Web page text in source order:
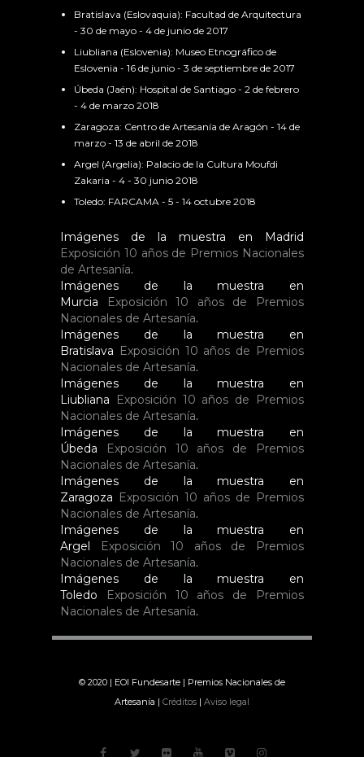
Bratislava (Eslovaquia): Facultad de Arquitectura
- 30 de mayo - 4 de junio de 2017
Liubliana (Eslovenia): Museo Etnográfico de
Eslovenia - 16 de junio - 3 de septiembre de 2017
Úbeda (Jaén): Hospital de Santiago - 2 de febrero
- 4 de marzo 2018
Zaragoza: Centro de Artesanía de Aragón - 14 de
marzo - 13 de abril de 2018
Argel (Argelia): Palacio de la Cultura Moufdi
Zakaria - 4 - 30 junio 2018
Toledo: FARCAMA - 5 - 14 octubre 2018
Imágenes de la muestra en Madrid
Exposición 10 años de Premios Nacionales
de Artesanía.
Imágenes de la muestra en
Murcia
Exposición 10 años de Premios
Nacionales de Artesanía.
Imágenes de la muestra en
Bratislava Exposición 10 años de Premios
Nacionales de Artesanía.
Imágenes de la muestra en
Liubliana
Exposición 10 años de Premios
Nacionales de Artesanía.
Imágenes de la muestra en
Úbeda
Exposición 10 años de Premios
Nacionales de Artesanía.
Imágenes de la muestra en
Zaragoza Exposición 10 años de Premios
Nacionales de Artesanía.
Imágenes de la muestra en
Argel
Exposición 10 años de Premios
Nacionales de Artesanía.
Imágenes de la muestra en
Toledo
Exposición 10 años de Premios
Nacionales de Artesanía.
© 2020 | EOI Fundesarte | Premios Nacionales de
Artesanía | Créditos | Aviso legal